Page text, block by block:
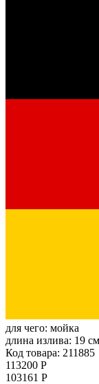
для чего: мойка
длина излива: 19 см
Код товара: 211885
113200 Р
103161 Р